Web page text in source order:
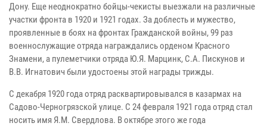
Дону. Еще неоднократно бойцы-чекисты выезжали на различные
участки фронта в 1920 и 1921 годах. За доблесть и мужество,
проявленные в боях на фронтах Гражданской войны, 99 раз
военнослужащие отряда награждались орденом Красного
Знамени, а пулеметчики отряда Ю.Я. Марцинк, С.А. Пискунов и
В.В. Игнатович были удостоены этой награды трижды.
С декабря 1920 года отряд расквартировывался в казармах на
Садово-Черногрязской улице. С 24 февраля 1921 года отряд стал
носить имя Я.М. Свердлова. В октябре этого же года